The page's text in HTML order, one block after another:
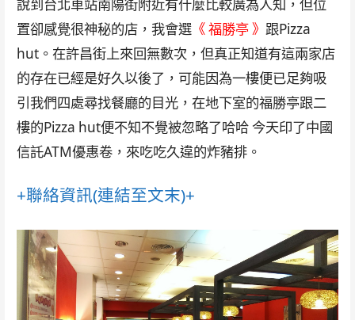
說到台北車站南陽街附近有什麼比較廣為人知，但位
置卻感覺很神秘的店，我會選《 福勝亭 》 跟Pizza
hut。在許昌街上來回無數次，但真正知道有這兩家店
的存在已經是好久以後了，可能因為一樓便已足夠吸
引我們四處尋找餐廳的目光，在地下室的福勝亭跟二
樓的Pizza hut便不知不覺被忽略了哈哈 今天印了中國
信託ATM優惠卷，來吃吃久違的炸豬排。
+聯絡資訊(連結至文末)+